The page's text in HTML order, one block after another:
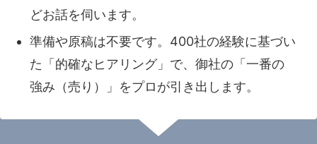
どお話を伺います。
準備や原稿は不要です。400社の経験に基づい
た「的確なヒアリング」で、御社の「一番の
強み（売り）」をプロが引き出します。